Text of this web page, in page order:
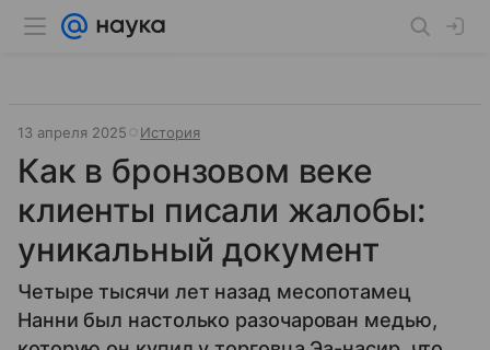
13 апреля 2025 История
Как в бронзовом веке
клиенты писали жалобы:
уникальный документ
Четыре тысячи лет назад месопотамец
Нанни был настолько разочарован медью,